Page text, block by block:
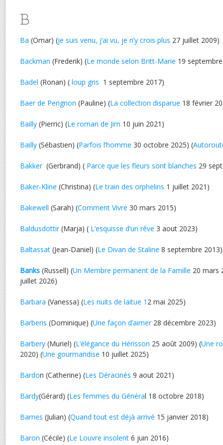
B
Ba (Omar) (je suis venu, j’ai vu, je n’y crois plus 27 juillet 2009)
Backman (Frederik) (Le monde selon Britt-Marie 19
Badel (Ronan) ( loup gris 1 septembre 2017)
Baer de Perignon (Pauline) (La collection disparue 18 février
Bailly (Pierric) (Le roman de Jim 10 juin 2021)
Bailly (Sébastien) (Parfois l’homme 30 octobre 2025) (
Bakker (Gerbrand) ( Parce que les fleurs sont blanches 29
Baker-Kline (Christina) (Le train des orphelins 1 juillet 2021)
Bakewell (Sarah) (Comment Vivre 30 mars 2015)
Baldusdottir(Marja) ( L’esquisse d’un rêve 3 aout 2023)
Baltassat (Jean-Daniel) (Le Divan de Staline 8 septembre 2013)
Banks (Russell) (Un Membre permanent de la Famille 20 mars
juillet 2026)
Barbara (Vanessa) (Les nuits de laitue 1 2 mai 2025)
Barberis (Dominique) (Une façon d’aimer28 décembre 2023)
Barbery (Muriel) (L’élégance du Hérisson 25 août 2009) (Une
2020) (Une gourmandise 10 juillet 2025)
Bardon (Catherine) (Les Déracinés 9 aout 2021)
Bardy(Gérard) (Les femmes du Général 18 octobre 2018)
Barnes (Julian) (Quand tout est déjà arrivé 15 janvier 2018)
Baron (Cécile) (Le Louvre insolent 6 juin 2016)